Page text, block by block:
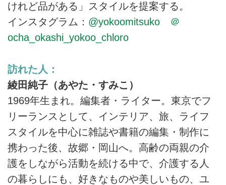
けれど品がある」スタイルを提案する。
インスタグラム： @yokoomitsuko
＠
ocha_okashi_yokoo_chloro
訪れた人：
綾田純子（あやた・すみこ）
1969年生まれ。編集者・ライター。東京でフ
リーランスとして、インテリア、旅、ライフ
スタイルを中心に雑誌や書籍の編集・制作に
携わった後、故郷・岡山へ。高齢の両親の介
護をしながら活動を続ける中で、介護する人
の暮らしにも、好きなものや美しいもの、ユ